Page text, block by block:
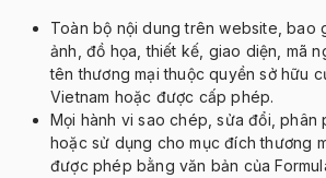
Toàn bộ nội dung trên website, bao
ảnh, đồ họa, thiết kế, giao diện, mã
tên thương mại thuộc quyền sở hữu
Vietnam hoặc được cấp phép.
Mọi hành vi sao chép, sửađổi, phân
hoặc sử dụng cho mụcđích thương
được phép bằng văn bản của